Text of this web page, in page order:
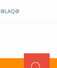
ƏLAQƏ